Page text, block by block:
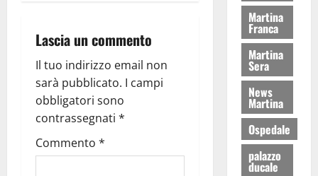
Lascia un commento
Il tuo indirizzo email non
sarà pubblicato. I campi
obbligatori sono
contrassegnati *
Commento *
Martina
Franca
Martina
Sera
News
Martina
Ospedale
palazzo
ducale